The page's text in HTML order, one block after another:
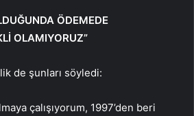
ÖDEMEDE
OLAMIYORUZ”
de şunları söyledi:
çalışıyorum, 1997’den beri